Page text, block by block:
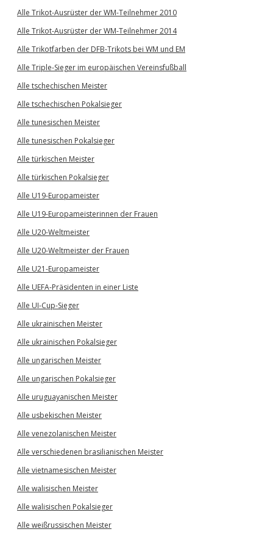
Alle Trikot-Ausrüster der WM-Teilnehmer 2010
Alle Trikot-Ausrüster der WM-Teilnehmer 2014
Alle Trikotfarben der DFB-Trikots bei WM und EM
Alle Triple-Sieger im europäischen Vereinsfußball
Alle tschechischen Meister
Alle tschechischen Pokalsieger
Alle tunesischen Meister
Alle tunesischen Pokalsieger
Alle türkischen Meister
Alle türkischen Pokalsieger
Alle U19-Europameister
Alle U19-Europameisterinnen der Frauen
Alle U20-Weltmeister
Alle U20-Weltmeister der Frauen
Alle U21-Europameister
Alle UEFA-Präsidenten in einer Liste
Alle UI-Cup-Sieger
Alle ukrainischen Meister
Alle ukrainischen Pokalsieger
Alle ungarischen Meister
Alle ungarischen Pokalsieger
Alle uruguayanischen Meister
Alle usbekischen Meister
Alle venezolanischen Meister
Alle verschiedenen brasilianischen Meister
Alle vietnamesischen Meister
Alle walisischen Meister
Alle walisischen Pokalsieger
Alle weißrussischen Meister